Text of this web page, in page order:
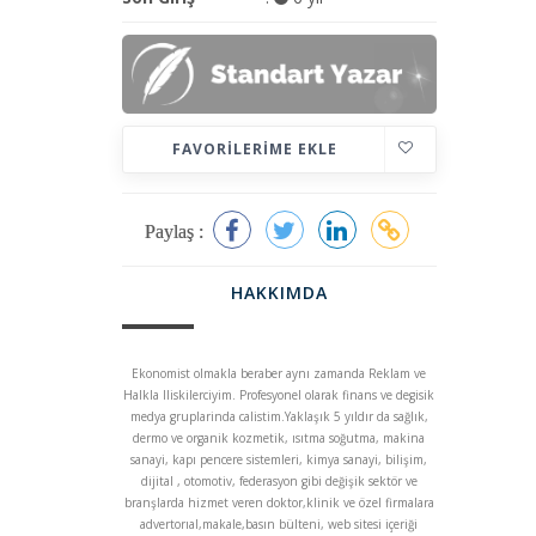
FAVORILERIME EKLE
Paylaş :
HAKKIMDA
Ekonomist olmakla beraber aynı zamanda Reklam ve
Halkla Iliskilerciyim. Profesyonel olarak finans ve degisik
medya gruplarinda calistim.Yaklaşık 5 yıldır da sağlık,
dermo ve organik kozmetik, ısıtma soğutma, makina
sanayi, kapı pencere sistemleri, kimya sanayi, bilişim,
dijital , otomotiv, federasyon gibi değişik sektör ve
branşlarda hizmet veren doktor,klinik ve özel firmalara
advertorıal,makale,basın bülteni, web sitesi içeriği